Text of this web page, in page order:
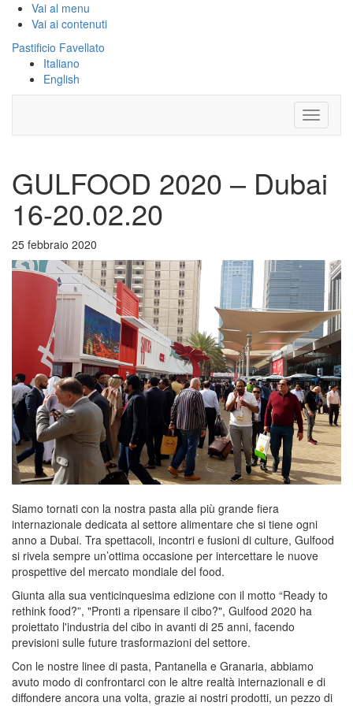
Vai al menu
Vai ai contenuti
Pastificio Favellato
Italiano
English
GULFOOD 2020 – Dubai
16-20.02.20
25 febbraio 2020
Siamo tornati con la nostra pasta alla più grande fiera
internazionale dedicata al settore alimentare che si tiene ogni
anno a Dubai. Tra spettacoli, incontri e fusioni di culture, Gulfood
si rivela sempre un’ottima occasione per intercettare le nuove
prospettive del mercato mondiale del food.
Giunta alla sua venticinquesima edizione con il motto “Ready to
rethink food?”, "Pronti a ripensare il cibo?", Gulfood 2020 ha
proiettato l'industria del cibo in avanti di 25 anni, facendo
previsioni sulle future trasformazioni del settore.
Con le nostre linee di pasta, Pantanella e Granaria, abbiamo
avuto modo di confrontarci con le altre realtà internazionali e di
diffondere ancora una volta, grazie ai nostri prodotti, un pezzo di